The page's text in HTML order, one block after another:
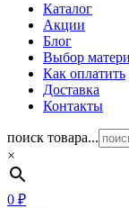
Каталог
Акции
Блог
Выбор
Как оплатить
Доставка
Контакты
поиск товара...
×
0 ₽